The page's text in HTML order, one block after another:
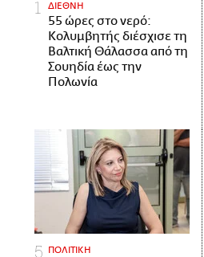
ΔΙΕΘΝΗ
55 ώρες στο νερό:
Κολυμβητής διέσχισε τη
Βαλτική Θάλασσα από τη
Σουηδία έως την
Πολωνία
ΠΟΛΙΤΙΚΗ